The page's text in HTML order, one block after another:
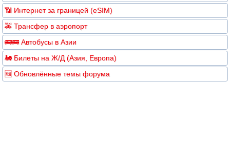
📶 Интернет за границей (eSIM)
🚕 Трансфер в аэропорт
🚌🚌 Автобусы в Азии
🚂 Билеты на Ж/Д (Азия, Европа)
🆕 Обновлённые темы форума